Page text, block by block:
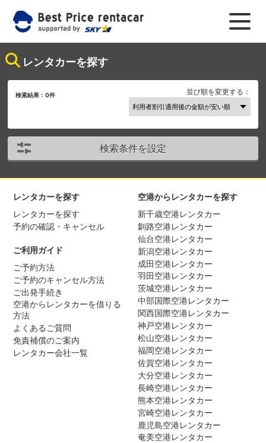
レンタカーを探す
検索結果：0件 並び順を変更する：
検索条件を設定
レンタカーを探す
レンタカーを探す
予約の確認・キャンセル
ご利用ガイド
ご予約方法
ご予約のキャンセル方法
ご出発手続き
空港からレンタカーを借りる
方法
よくあるご質問
免責補償のご案内
レンタカー会社一覧
空港からレンタカーを探す
新千歳空港レンタカー
釧路空港レンタカー
仙台空港レンタカー
新潟空港レンタカー
成田空港レンタカー
羽田空港レンタカー
茨城空港レンタカー
中部国際空港レンタカー
関西国際空港レンタカー
神戸空港レンタカー
松山空港レンタカー
福岡空港レンタカー
佐賀空港レンタカー
大分空港レンタカー
長崎空港レンタカー
熊本空港レンタカー
宮崎空港レンタカー
鹿児島空港レンタカー
奄美空港レンタカー